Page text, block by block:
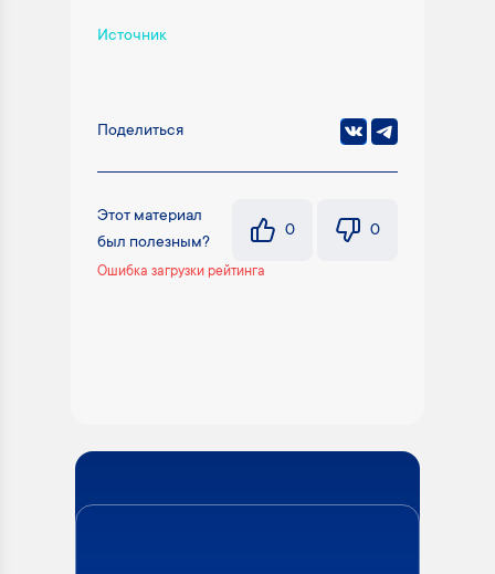
Источник
Поделиться
Этот материал
был полезным?
0 0
Ошибка загрузки рейтинга